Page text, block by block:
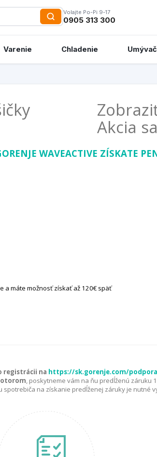
Volajte Po-Pi 9-17
0905 313 300
Varenie Chladenie
Akcia
WAVEACTIVE ZÍSKATE
a máte možnosť získať až 120€ späť
registrácii na https://sk.gorenje.com/
, poskytneme vám na ňu predĺženú záruku
na získanie predĺženej záruky je nutné